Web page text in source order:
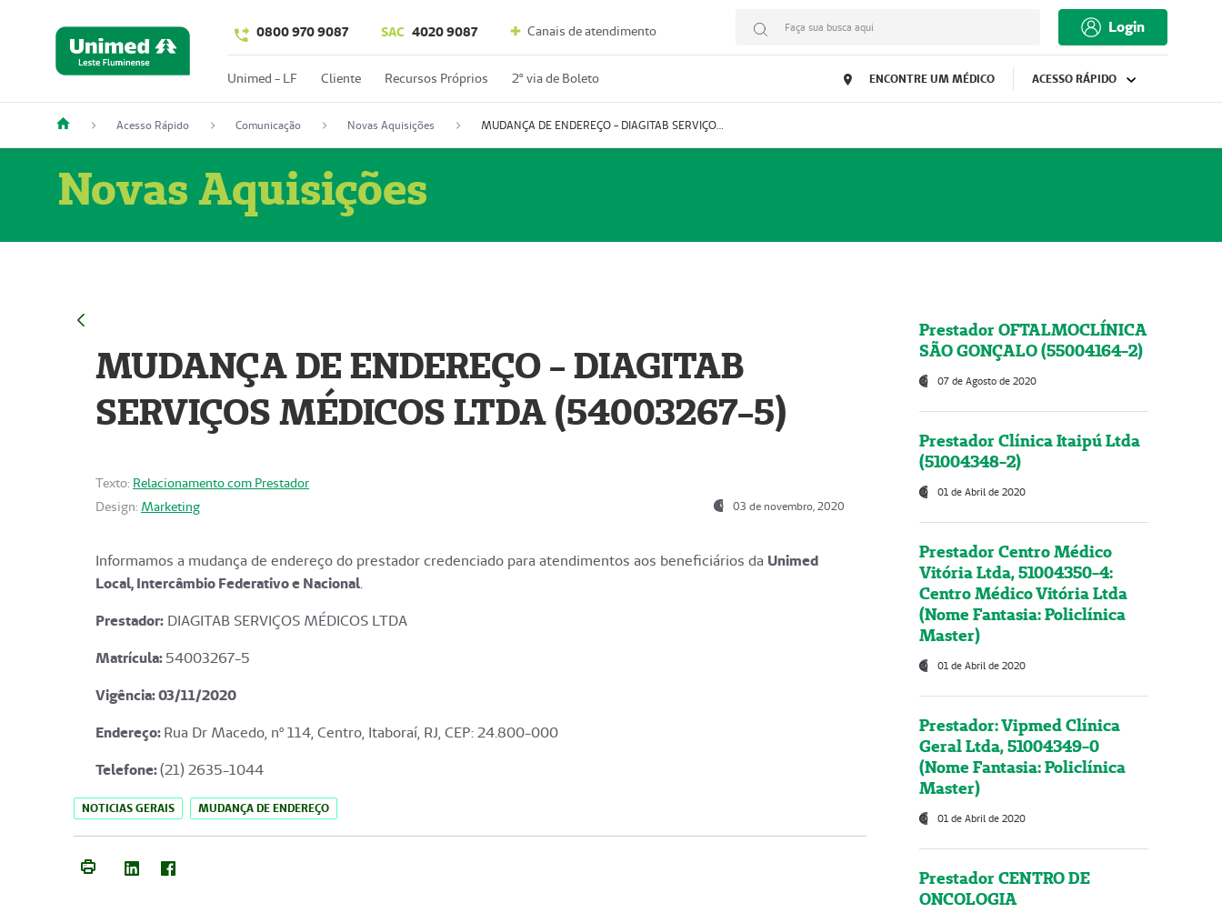
0800 970 9087 SAC 4020 9087 Canais de atendimento Faça sua busca aqui Login
Unimed - LF Cliente Recursos Próprios 2º via de Boleto ENCONTRE UM MÉDICO ACESSO RÁPIDO
Acesso Rápido Comunicação Novas Aquisições MUDANÇA DE ENDEREÇO - DIAGITAB SERVIÇOS MÉDICOS LTDA (54003267-5)
Novas Aquisições
MUDANÇA DE ENDEREÇO - DIAGITAB
SERVIÇOS MÉDICOS LTDA (54003267-5)
Texto: Relacionamento com Prestador
Design: Marketing 03 de novembro, 2020
Informamos a mudança de endereço do prestador credenciado para atendimentos aos beneficiários da Unimed
Local, Intercâmbio Federativo e Nacional.
Prestador: DIAGITAB SERVIÇOS MÉDICOS LTDA
Matrícula:54003267-5
Vigência: 03/11/2020
Endereço:Rua Dr Macedo, nº 114, Centro, Itaboraí, RJ, CEP: 24.800-000
Telefone:(21) 2635-1044
NOTICIAS GERAIS MUDANÇA DE ENDEREÇO
Prestador OFTALMOCLÍNICA
SÃO GONÇALO (55004164-2)
07 de Agosto de 2020
Prestador Clínica Itaipú Ltda
(51004348-2)
01 de Abril de 2020
Prestador Centro Médico
Vitória Ltda, 51004350-4:
Centro Médico Vitória Ltda
(Nome Fantasia: Policlínica
Master)
01 de Abril de 2020
Prestador: Vipmed Clínica
Geral Ltda, 51004349-0
(Nome Fantasia: Policlínica
Master)
01 de Abril de 2020
Prestador CENTRO DE
ONCOLOGIA